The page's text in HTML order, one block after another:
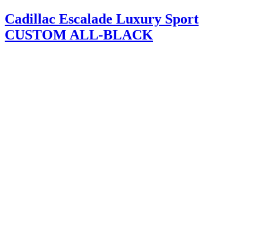
Cadillac Escalade Luxury Sport
CUSTOM ALL-BLACK